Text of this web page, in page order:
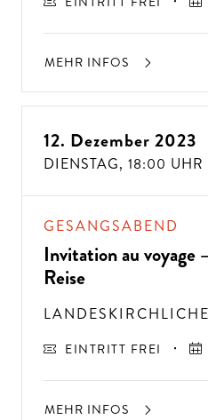
MEHR INFOS
12. Dezember 2023
DIENSTAG, 18:00 UHR
GESANGSABEND
Invitation au voyage
Reise
EINTRITT FREI
MEHR INFOS